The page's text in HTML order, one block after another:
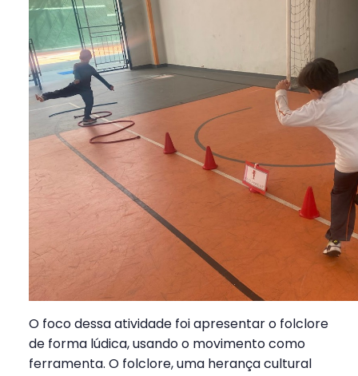
O foco dessa atividade foi apresentar o folclore
de forma lúdica, usando o movimento como
ferramenta. O folclore, uma herança cultural